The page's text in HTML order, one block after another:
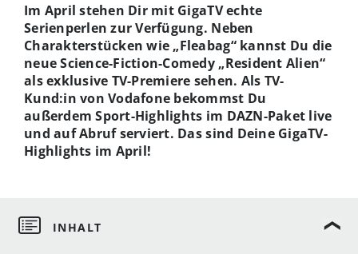
Im April stehen Dir mit GigaTV echte
Serienperlen zur Verfügung. Neben
Charakterstücken wie „Fleabag“ kannst Du die
neue Science-Fiction-Comedy „Resident Alien“
als exklusive TV-Premiere sehen. Als TV-
Kund:in von Vodafone bekommst Du
außerdem Sport-Highlights im DAZN-Paket live
und auf Abruf serviert. Das sind Deine GigaTV-
Highlights im April!